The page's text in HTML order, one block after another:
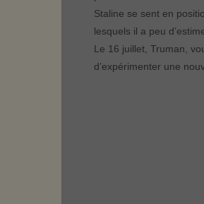
Staline se sent en
lesquels il a peu
Le 16 juillet, Truman,
d’expérimenter une